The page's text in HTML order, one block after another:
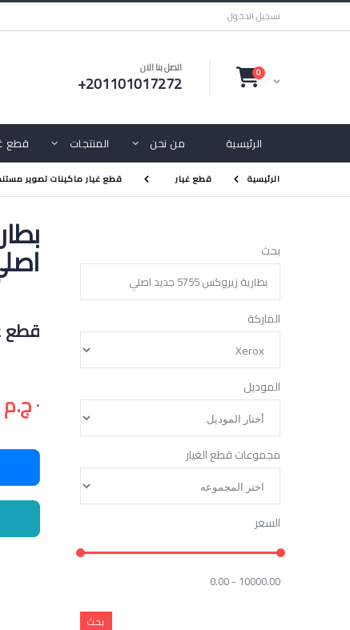
تسجيل الدخول
اتصل بنا الان
+201101017272 0
الرئيسية من نحن المنتجات قطع
الرئيسية قطع غيار قطع غيار ماكينات تصوير
قطع
٠ ج.م
بحث
الماركة
الموديل
مجموعات قطع الغيار
السعر
0.00 - 10000.00